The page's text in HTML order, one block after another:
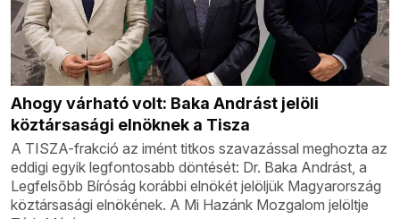
Ahogy várható volt: Baka Andrást jelöli
köztársasági elnöknek a Tisza
A TISZA-frakció az imént titkos szavazással meghozta az
eddigi egyik legfontosabb döntését: Dr. Baka Andrást, a
Legfelsőbb Bíróság korábbi elnökét jelöljük Magyarország
köztársasági elnökének. A Mi Hazánk Mozgalom jelöltje